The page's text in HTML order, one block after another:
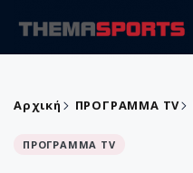
Αρχική ΠΡΟΓΡΑΜΜΑ TV
ΠΡΟΓΡΑΜΜΑ TV